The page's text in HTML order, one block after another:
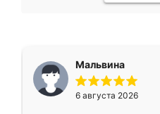
Мальвина
6 августа 2026